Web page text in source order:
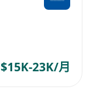
$15K-23K/月